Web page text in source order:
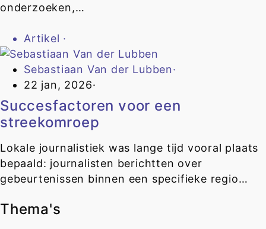
onderzoeken,…
Artikel ·
Sebastiaan Van der Lubben·
22 jan, 2026·
Succesfactoren voor een
streekomroep
Lokale journalistiek was lange tijd vooral plaats
bepaald: journalisten berichtten over
gebeurtenissen binnen een specifieke regio…
Thema's